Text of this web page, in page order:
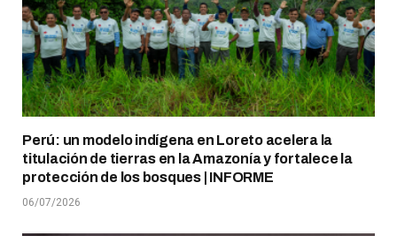
Perú: un modelo indígena en Loreto acelera la
titulación de tierras en la Amazonía y fortalece la
protección de los bosques | INFORME
06/07/2026